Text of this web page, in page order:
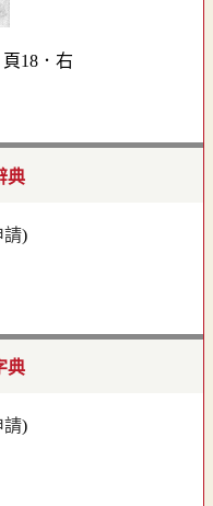
18．右
典
請)
典
請)